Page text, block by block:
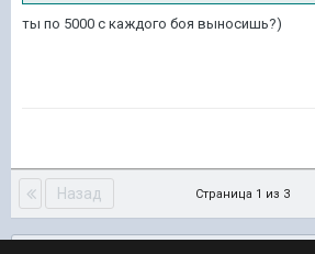
ты по 5000 с каждого боя выносишь?)
Назад Страница 1 из 3